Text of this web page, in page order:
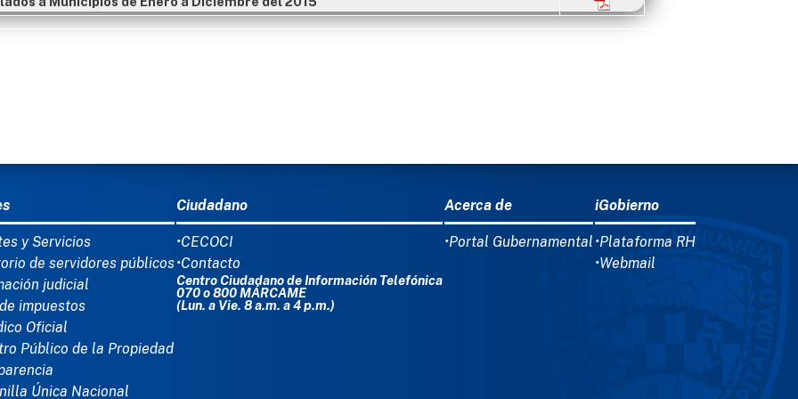
DEL PIE
y Servicios
de servidores públicos
judicial
impuestos
Oficial
Público de la Propiedad
Única Nacional
Ciudadano
•CECOCI
•Contacto
Centro Ciudadano de Información Telefónica
070 o 800 MÁRCAME
(Lun. a Vie. 8 a.m. a 4 p.m.)
Acerca de
•Portal Gubernamental
iGobierno
•Plataforma RH
•Webmail